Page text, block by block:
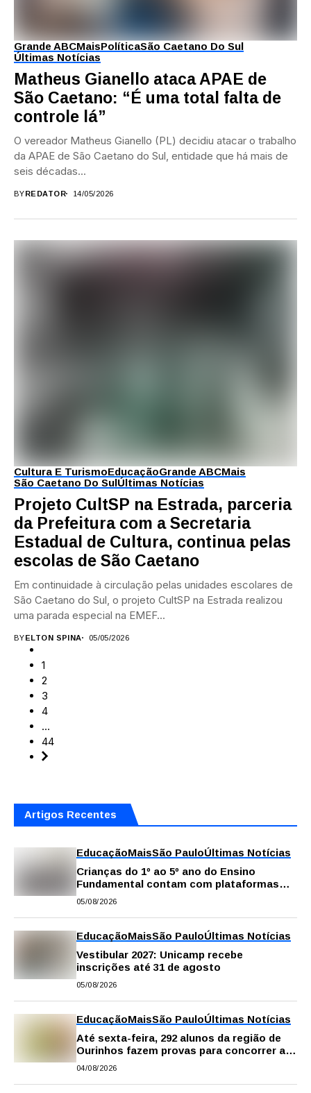
Grande ABCMaisPolíticaSão Caetano Do Sul
Últimas Notícias
Matheus Gianello ataca APAE de
São Caetano: “É uma total falta de
controle lá”
O vereador Matheus Gianello (PL) decidiu atacar o trabalho
da APAE de São Caetano do Sul, entidade que há mais de
seis décadas...
BYREDATOR 14/05/2026
Cultura E TurismoEducaçãoGrande ABCMais
São Caetano Do SulÚltimas Notícias
Projeto CultSP na Estrada, parceria
da Prefeitura com a Secretaria
Estadual de Cultura, continua pelas
escolas de São Caetano
Em continuidade à circulação pelas unidades escolares de
São Caetano do Sul, o projeto CultSP na Estrada realizou
uma parada especial na EMEF...
BYELTON SPINA 05/05/2026
1
2
3
4
…
44
Artigos Recentes
EducaçãoMaisSão PauloÚltimas Notícias
Crianças do 1º ao 5º ano do Ensino
Fundamental contam com plataformas
digitais para apoiar estudos na escola e
05/08/2026
EducaçãoMaisSão PauloÚltimas Notícias
Vestibular 2027: Unicamp recebe
inscrições até 31 de agosto
05/08/2026
EducaçãoMaisSão PauloÚltimas Notícias
Até sexta-feira, 292 alunos da região de
Ourinhos fazem provas para concorrer a
intercâmbio internacional
04/08/2026